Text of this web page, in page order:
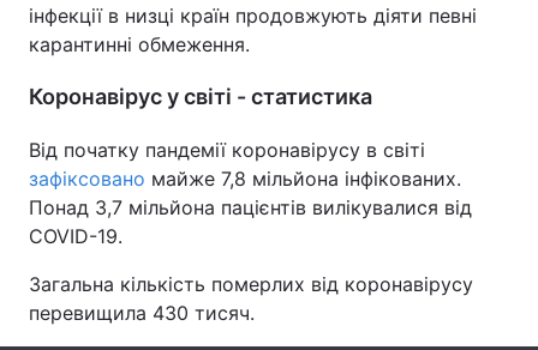
Головна Війна
Спорт Наука
Техно і зв'язок
Зброя Інциденти
інфекції в низці країн продовжують діяти певні
карантинні обмеження.
Коронавірус у світі - статистика
Від початку пандемії коронавірусу в світі
зафіксовано майже 7,8 мільйона інфікованих.
Понад 3,7 мільйона пацієнтів вилікувалися від
COVID-19.
Загальна кількість померлих від коронавірусу
перевищила 430 тисяч.